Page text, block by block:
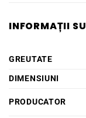
INFORMAȚII
GREUTATE
DIMENSIUNI
PRODUCATOR